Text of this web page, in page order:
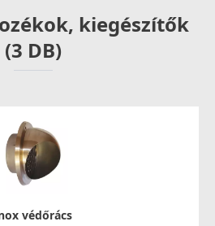
kiegészítők
(3 DB)
védőrács